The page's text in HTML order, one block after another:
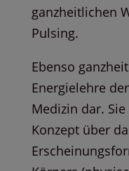
ganzheitlichen
Pulsing.
Ebenso
Energielehre
Medizin dar.
Konzept über